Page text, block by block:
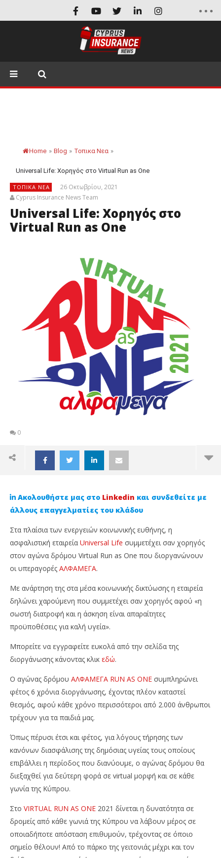
Home » Blog » Τοπικα Νεα »
Universal Life: Χορηγός στο Virtual Run as One
ΤΟΠΙΚΑ ΝΕΑ
26 Οκτωβρίου, 2021
Cyprus Insurance News Team
Universal Life: Χορηγός στο
Virtual Run as One
0
NOW VIEWING
Universal Life: Χορηγός στο Virtual Run as One
26
Οκτωβρίου,
2021
Cyprus
Insurance
News
Team
Ακολουθήστε μας στο Linkedin και συνδεθείτε με
άλλους επαγγελματίες του κλάδου
Στα πλαίσια των ενεργειών κοινωνικής ευθήνης, η
ασφαλιστική εταιρεία Universal Life συμμετέχει σαν χορηγός
στον αγώνα δρόμου Virtual Run as One που διοργανώνουν
οι υπεραγορές ΑΛΦΑΜΕΓΑ.
Με ανάρτηση της στα μέσα κοινωνικής δικτύωσης η εταιρεία
δηλώνει χαρούμενη που συμμετέχει σαν χορηγός αφού «η
σωστή διατροφή και η άσκηση είναι απαραίτητες
προϋποθέσεις για καλή υγεία».
Μπορείτε να εγγραφείτε ευκολά από την σελίδα της
διοργάνωσης κάνοντας κλικ εδώ.
Ο αγώνας δρόμου ΑΛΦΑΜΕΓΑ RUN AS ONE συμπληρώνει
φέτος 6 χρόνια διοργάνωσης, έχοντας πλέον καταστεί
θεσμός, αφού κάθε χρόνο περισσότεροι από 2.000 άνθρωποι
τρέχουν για τα παιδιά μας.
Όπως πέρυσι έτσι και φέτος, για λόγους τήρησης των
κανόνων διασφάλισης της δημόσιας υγείας τους οποίους
επιβάλλει η περίοδος που διανύουμε, ο αγώνας δρόμου θα
διεξαχθεί για δεύτερη φορά σε virtual μορφή και σε κάθε
γωνία της Κύπρου.
Στο VIRTUAL RUN AS ONE 2021 δίνεται η δυνατότητα σε
δρομείς από κάθε γωνιά της Κύπρου να λάβουν μέρος σε
οποιαδήποτε απόσταση επιθυμούν, τρέχοντας σε όποιο
σημείο θέλουν! Από το πάρκο της γειτονιάς μέχρι και τον